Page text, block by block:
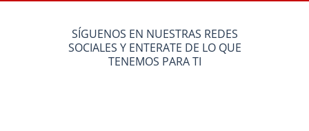
SÍGUENOS EN NUESTRAS REDES
SOCIALES Y ENTERATE DE LO QUE
TENEMOS PARA TI